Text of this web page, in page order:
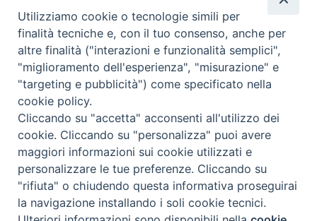
Arcidiocesi di Ravenna-Cervia
CONTATTI
Piazza Arcivescovado, 1 48121- Ravenna
tel 0544.541655
curia@diocesiravennacervia.it
Per segnalazioni tecniche e aggiornamenti:
Utilizziamo cookie o tecnologie simili per
finalità tecniche e, con il tuo consenso, anche per
altre finalità ("interazioni e funzionalità semplici",
"miglioramento dell'esperienza", "misurazione" e
"targeting e pubblicità") come specificato nella
cookie policy.
Cliccando su "accetta" acconsenti all'utilizzo dei
cookie. Cliccando su "personalizza" puoi avere
maggiori informazioni sui cookie utilizzati e
personalizzare le tue preferenze. Cliccando su
"rifiuta" o chiudendo questa informativa proseguirai
la navigazione installando i soli cookie tecnici.